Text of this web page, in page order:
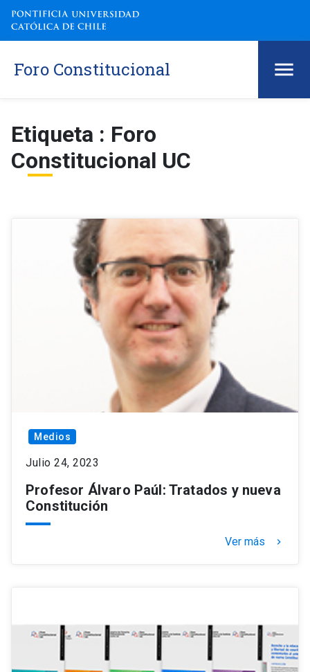
Foro Constitucional
Etiqueta : Foro
Constitucional UC
Medios
Julio 24, 2023
Profesor Álvaro Paúl: Tratados y nueva
Constitución
Ver más keyboard_arrow_right